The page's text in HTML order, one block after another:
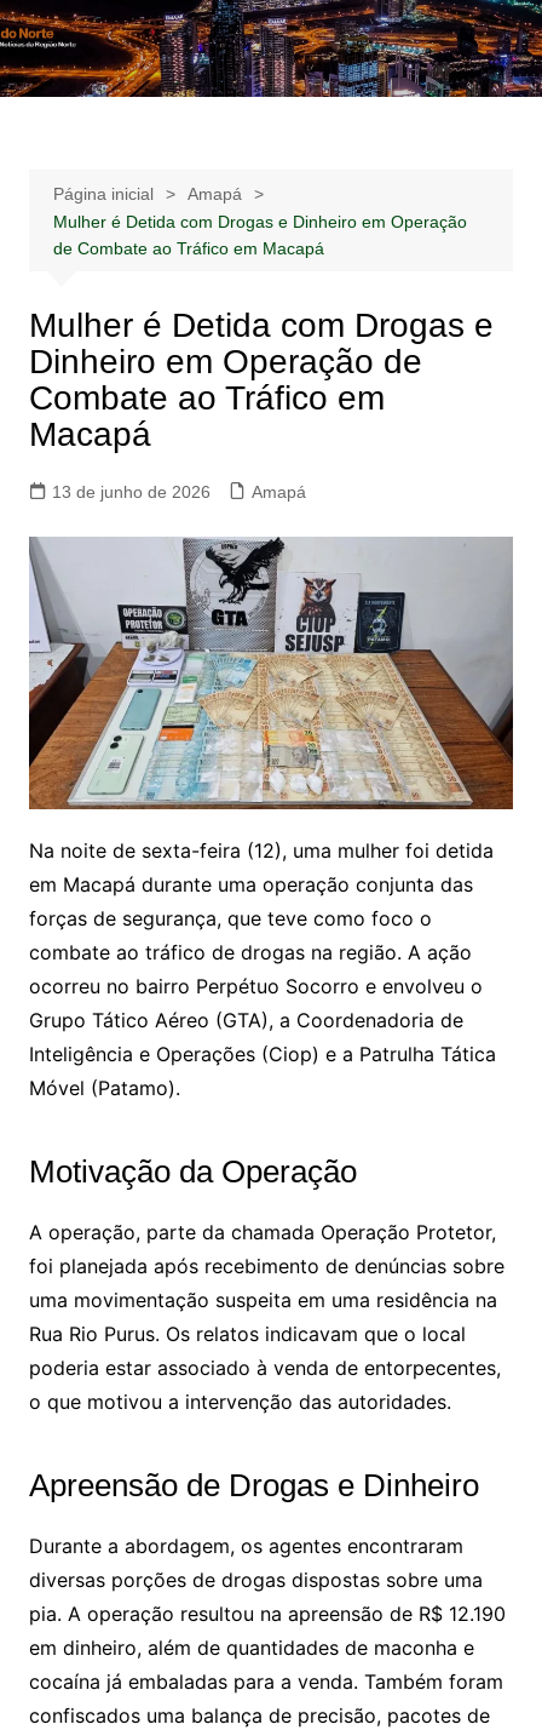
Ir
para
o
Notícias –
Publicidades –
Notícias – Publicidades – Anúncios
Página inicial
Amapá
Mulher é Detida com Drogas e Dinheiro em Operação
de Combate ao Tráfico em Macapá
Mulher é Detida com Drogas e
Dinheiro em Operação de
Combate ao Tráfico em
Macapá
13 de junho de 2026 Amapá
Na noite de sexta-feira (12), uma mulher foi detida
em Macapá durante uma operação conjunta das
forças de segurança, que teve como foco o
combate ao tráfico de drogas na região. A ação
ocorreu no bairro Perpétuo Socorro e envolveu o
Grupo Tático Aéreo (GTA), a Coordenadoria de
Inteligência e Operações (Ciop) e a Patrulha Tática
Móvel (Patamo).
Motivação da Operação
A operação, parte da chamada Operação Protetor,
foi planejada após recebimento de denúncias sobre
uma movimentação suspeita em uma residência na
Rua Rio Purus. Os relatos indicavam que o local
poderia estar associado à venda de entorpecentes,
o que motivou a intervenção das autoridades.
Apreensão de Drogas e Dinheiro
Durante a abordagem, os agentes encontraram
diversas porções de drogas dispostas sobre uma
pia. A operação resultou na apreensão de R$ 12.190
em dinheiro, além de quantidades de maconha e
cocaína já embaladas para a venda. Também foram
confiscados uma balança de precisão, pacotes de